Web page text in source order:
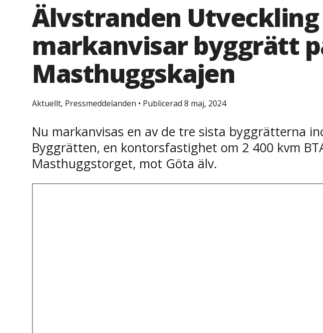
Älvstranden Utveckling
markanvisar byggrätt
Masthuggskajen
Aktuellt, Pressmeddelanden • Publicerad 8 maj, 2024
Nu markanvisas en av de tre sista byggrätterna
Byggrätten, en kontorsfastighet om 2 400 kvm
Masthuggstorget, mot Göta älv.